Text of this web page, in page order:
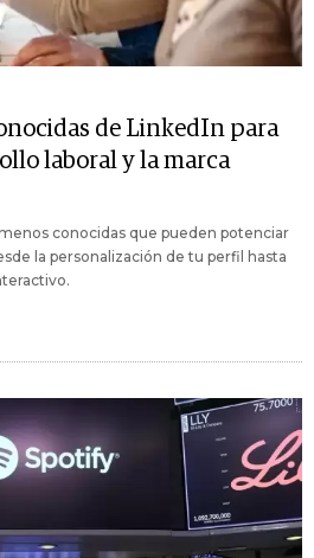
de LinkedIn para
laboral y la marca
conocidas que pueden potenciar
la personalización de tu perfil hasta